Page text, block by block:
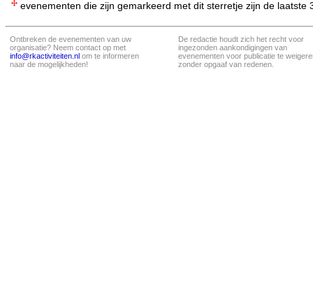
evenementen die zijn gemarkeerd met dit sterretje zijn de laatste
Ontbreken de evenementen van uw
organisatie? Neem contact op met
info@rkactiviteiten.nl om te informeren
naar de mogelijkheden!
De redactie houdt zich het recht voor
ingezonden aankondigingen van
evenementen voor publicatie te
zonder opgaaf van redenen.